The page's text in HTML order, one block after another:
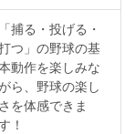
「捕る・投げる・
つ」の野球の基
動作を楽しみな
がら、野球の楽し
さを体感できま
！